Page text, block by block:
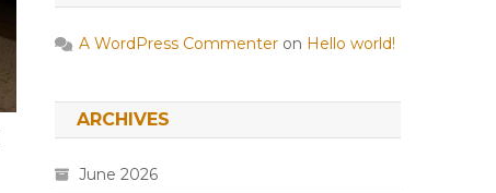
A WordPress Commenter on Hello world!
ARCHIVES
June 2026